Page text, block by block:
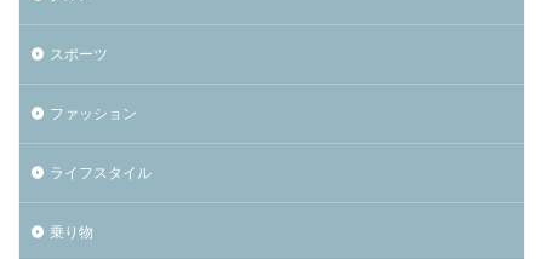
スポーツ
ファッション
ライフスタイル
乗り物